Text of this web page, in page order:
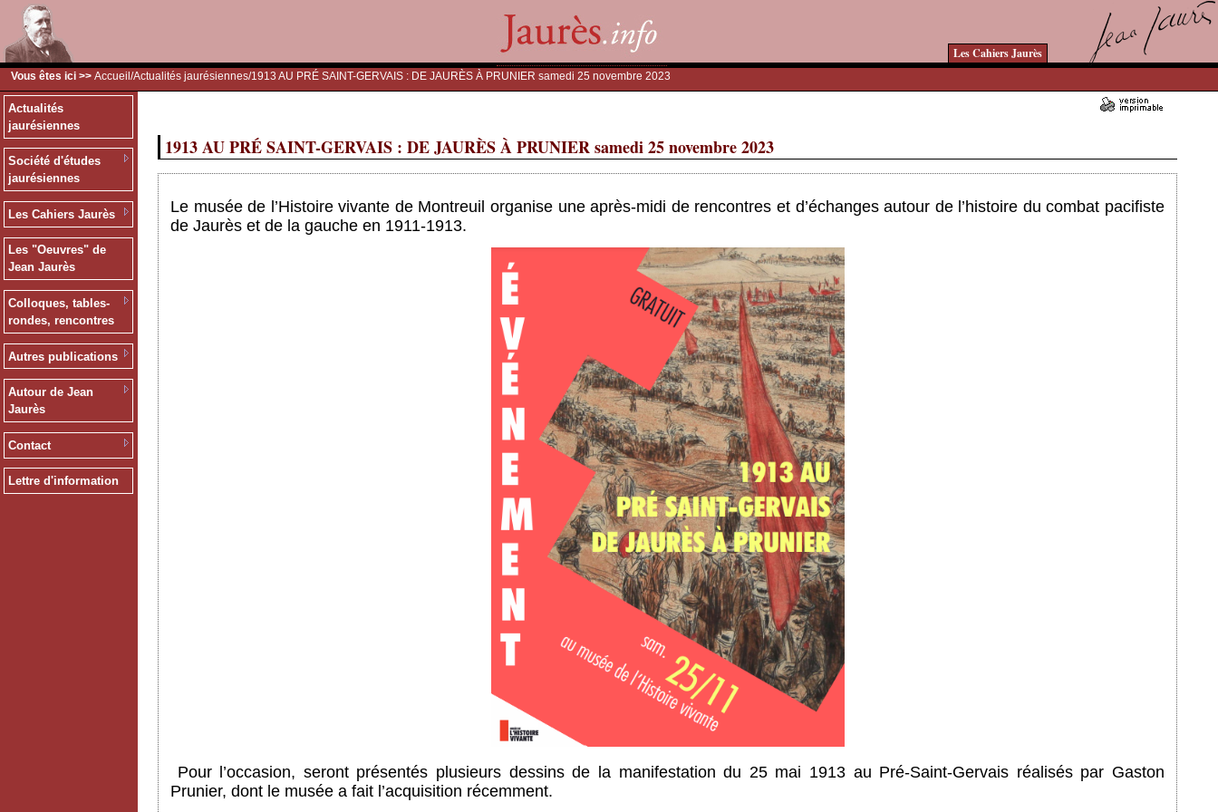
Les Cahiers Jaurès
Vous êtes ici >> Accueil /Actualités jaurésiennes/1913 AU PRÉ SAINT-GERVAIS : DE JAURÈS À PRUNIER samedi 25 novembre 2023
Actualités
jaurésiennes
Société d'études
jaurésiennes
Les Cahiers Jaurès
Les "Oeuvres" de
Jean Jaurès
Colloques, tables-
rondes, rencontres
Autres publications
Autour de Jean
Jaurès
Contact
Lettre d'information
1913 AU PRÉ SAINT-GERVAIS : DE JAURÈS À PRUNIER samedi 25 novembre 2023
Le musée de l’Histoire vivante de Montreuil organise une après-midi de rencontres et d’échanges autour de l’histoire du combat pacifiste
de Jaurès et de la gauche en 1911-1913.
Pour l’occasion, seront présentés plusieurs dessins de la manifestation du 25 mai 1913 au Pré-Saint-Gervais réalisés par Gaston
Prunier, dont le musée a fait l’acquisition récemment.